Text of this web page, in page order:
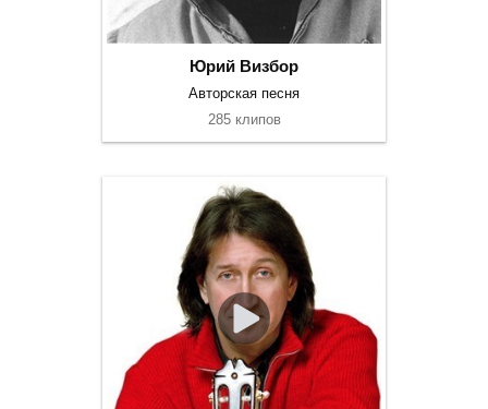
Юрий Визбор
Авторская песня
285 клипов